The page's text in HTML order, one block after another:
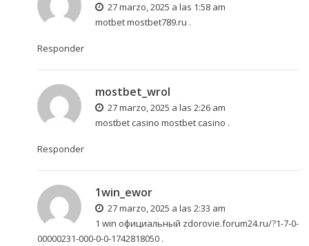
27 marzo, 2025 a las 1:58 am
motbetmostbet789.ru .
Responder
mostbet_wrol
27 marzo, 2025 a las 2:26 am
mostbet casino mostbet casino .
Responder
1win_ewor
27 marzo, 2025 a las 2:33 am
1 win официальный zdorovie.forum24.ru/?1-7-0-
00000231-000-0-0-1742818050.